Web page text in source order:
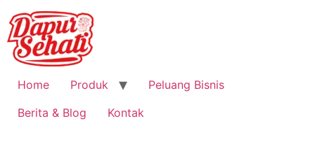
Home Produk
Peluang Bisnis
Berita & Blog
Kontak